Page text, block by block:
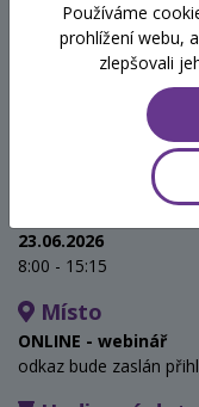
Využití
stresu v
23.06.2026
8:00 - 15:15
Místo
ONLINE - webinář
odkaz bude zaslán
Používáme
prohlížení webu,
zlepšovali